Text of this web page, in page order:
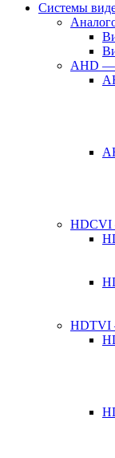
Системы
AHD —
HDCVI
HDTVI